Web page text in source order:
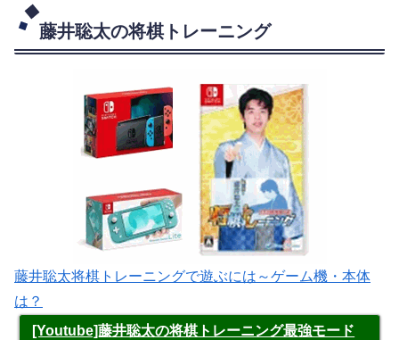
藤井聡太の将棋トレーニング
藤井聡太将棋トレーニングで遊ぶには～ゲーム機・本体
は？
[Youtube]藤井聡太の将棋トレーニング最強モード